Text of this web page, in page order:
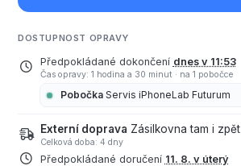
DOSTUPNOST OPRAVY
Předpokládané dokončení dnes v 11:53
Čas opravy: 1 hodina a 30 minut · na 1 pobočce
Pobočka Servis iPhoneLab Futurum
Externí doprava Zásilkovna tam i zpět
Celková doba: 4 dny
Předpokládané doručení 11. 8. v úterý